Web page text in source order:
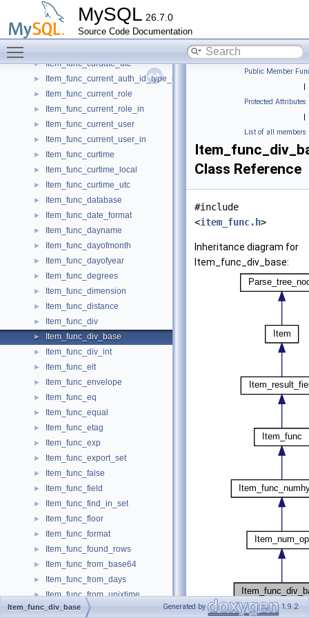
MySQL 26.7.0
Source Code Documentation
Item_func_cot
Item_func_crc32
► Item_func_curdate
► Item_func_curdate_utc
► Item_func_current_auth_id_type_in
► Item_func_current_role
► Item_func_current_role_in
► Item_func_current_user
► Item_func_current_user_in
► Item_func_curtime
► Item_func_curtime_local
► Item_func_curtime_utc
► Item_func_database
► Item_func_date_format
► Item_func_dayname
► Item_func_dayofmonth
► Item_func_dayofyear
► Item_func_degrees
► Item_func_dimension
► Item_func_distance
► Item_func_div
► Item_func_div_base
► Item_func_div_int
► Item_func_elt
► Item_func_envelope
► Item_func_eq
► Item_func_equal
► Item_func_etag
► Item_func_exp
► Item_func_export_set
► Item_func_false
► Item_func_field
► Item_func_find_in_set
► Item_func_floor
► Item_func_format
► Item_func_found_rows
► Item_func_from_base64
► Item_func_from_days
► Item_func_from_unixtime
► Item_func_from_vector
Public Member
|
Protected Attributes
|
List of all members
Class Reference
#include
<item_func.h>
Inheritance diagram for
Item_func_div_base:
Item_func_div_base Generated by 1.9.2